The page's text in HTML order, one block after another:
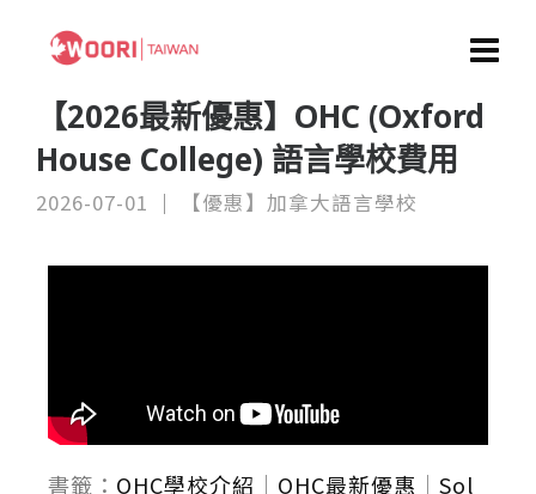
【2026最新優惠】OHC (Oxford
House College) 語言學校費用
2026-07-01 【優惠】加拿大語言學校
書籤： OHC學校介紹 ｜ OHC最新優惠 ｜ Sol